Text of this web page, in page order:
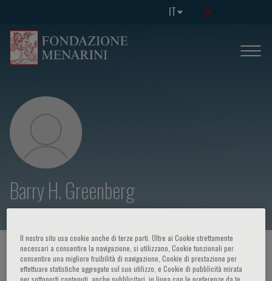
IT
Barry H. Greenberg
HOME PAGE / CORSI ED EVENTI / RELATORE
Il nostro sito usa cookie anche di terze parti. Oltre ai Cookie strettamente
necessari a consentire la navigazione, si utilizzano, Cookie funzionali per
consentire una migliore fruibilità di navigazione, Cookie di prestazione per
effettuare statistiche aggregate sul suo utilizzo, e Cookie di pubblicità mirata
per sottoporti contenuti, anche pubblicitari, in linea con le preferenze da te